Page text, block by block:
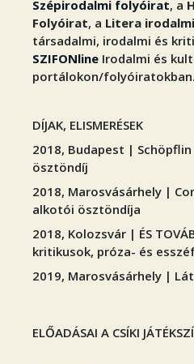
Szépirodalmi folyóirat, a
Folyóirat, a Litera
társadalmi, irodalmi és
SZIFONline Irodalmi és
portálokon/folyóiratokban.
DÍJAK, ELISMERÉSEK
2018, Budapest |
ösztöndíj
2018, Marosvásárhely |
alkotói ösztöndíja
2018, Kolozsvár | ÉS
kritikusok, próza- és
2019, Marosvásárhely |
ELŐADÁSAI A CSÍKI